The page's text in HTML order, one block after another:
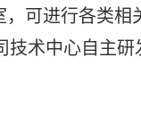
可进行各类
术中心自主